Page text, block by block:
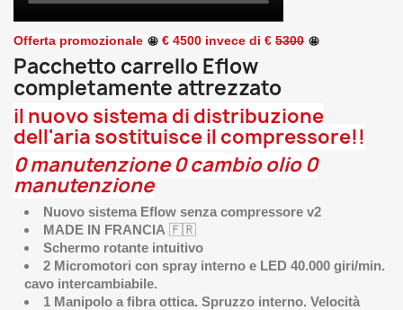
Offerta promozionale 🤩 € 4500 invece di € 5300 🤩
Pacchetto carrello Eflow
completamente attrezzato
il nuovo sistema di distribuzione
dell'aria sostituisce il compressore!!
0 manutenzione 0 cambio olio 0
manutenzione
Nuovo sistema Eflow senza compressore v2
MADE IN FRANCIA 🇫🇷
Schermo rotante intuitivo
2 Micromotori con spray interno e LED 40.000 giri/min.
cavo intercambiabile.
1 Manipolo a fibra ottica. Spruzzo interno. Velocità